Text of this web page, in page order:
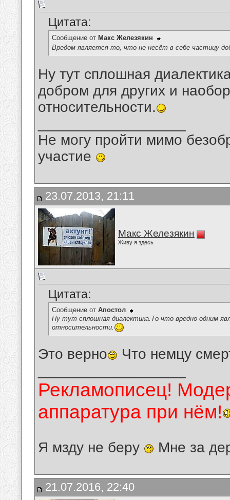
Цитата:
Сообщение от Макс Железякин
Вредом является то, что не несёт в себе частицу
Ну тут сплошная
добром для других и
относительности.
Не могу пройти мимо
участие
23.07.2013, 21:11
Макс Железякин
Живу я здесь
Цитата:
Сообщение от Апостол
Ну тут сплошная диалектика.То что вредно одним
относительности.
Это верно
Что немцу
Рекламописец!
аппаратура при нём!
Я мзду не беру Мне за
21.07.2016, 22:40